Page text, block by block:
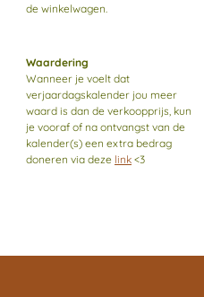
de winkelwagen.
Waardering
Wanneer je voelt dat
verjaardagskalender jou meer
waard is dan de verkoopprijs, kun
je vooraf of na ontvangst van de
kalender(s) een extra bedrag
doneren via deze link <3